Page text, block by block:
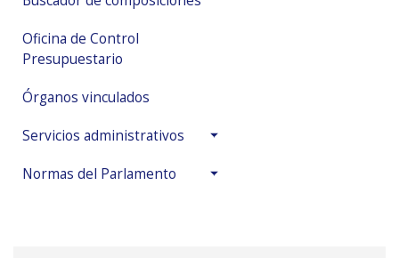
Oficina de Control
Presupuestario
Órganos vinculados
Servicios administrativos
Normas del Parlamento